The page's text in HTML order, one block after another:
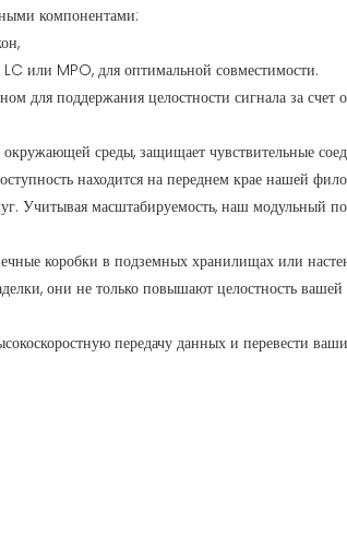
компонентами:
или MPO, для оптимальной совместимости.
для поддержания целостности сигнала за счет
среды, защищает чувствительные
находится на переднем крае нашей
Учитывая масштабируемость, наш модульный
коробки в подземных хранилищах или
они не только повышают целостность
передачу данных и перевести